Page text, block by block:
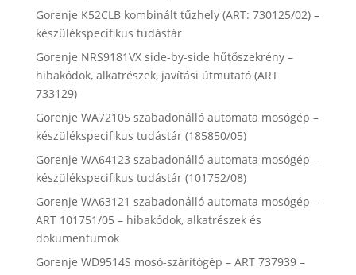
Gorenje K52CLB kombinált tűzhely (ART: 730125/02) –
készülékspecifikus tudástár
Gorenje NRS9181VX side-by-side hűtőszekrény –
hibakódok, alkatrészek, javítási útmutató (ART
733129)
Gorenje WA72105 szabadonálló automata mosógép –
készülékspecifikus tudástár (185850/05)
Gorenje WA64123 szabadonálló automata mosógép –
készülékspecifikus tudástár (101752/08)
Gorenje WA63121 szabadonálló automata mosógép –
ART 101751/05 – hibakódok, alkatrészek és
dokumentumok
Gorenje WD9514S mosó-szárítógép – ART 737939 –